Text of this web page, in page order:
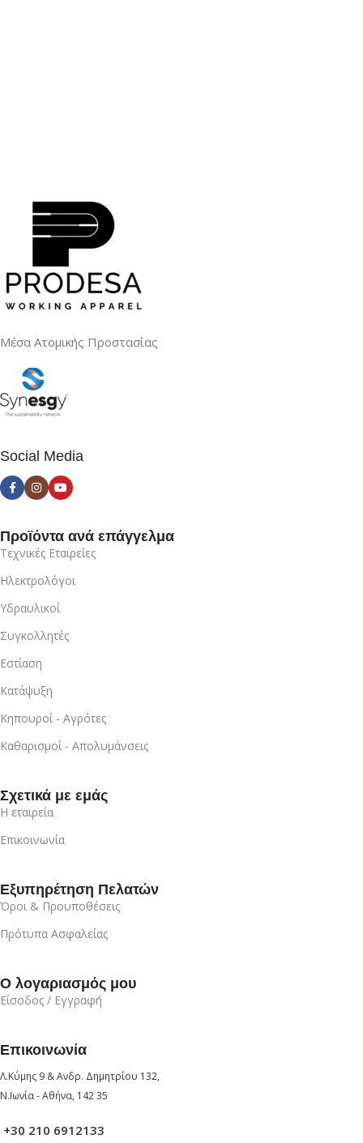
Μέσα Ατομικής Προστασίας
Social Media
Προϊόντα ανά επάγγελμα
Τεχνικές Εταιρείες
Ηλεκτρολόγοι
Υδραυλικοί
Συγκολλητές
Εστίαση
Κατάψυξη
Κηπουροί - Αγρότες
Καθαρισμοί - Απολυμάνσεις
Σχετικά με εμάς
Η εταιρεία
Επικοινωνία
Εξυπηρέτηση Πελατών
Όροι & Προυποθέσεις
Πρότυπα Ασφαλείας
Ο λογαριασμός μου
Είσοδος / Εγγραφή
Επικοινωνία
Λ.Κύμης 9 & Ανδρ. Δημητρίου 132,
Ν.Ιωνία - Αθήνα, 142 35
+30 210 6912133